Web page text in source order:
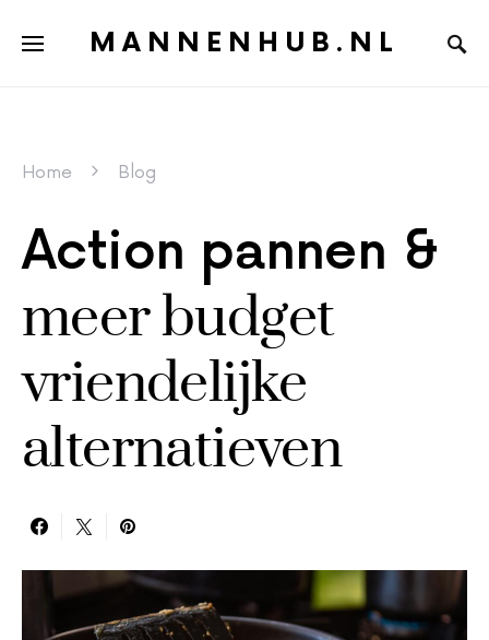
MANNENHUB.NL
Home Blog
Action pannen &
meer budget
vriendelijke
alternatieven